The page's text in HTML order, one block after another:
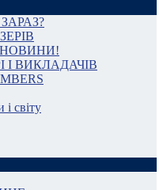
НОВИНИ!
ВИКЛАДАЧІВ
світу